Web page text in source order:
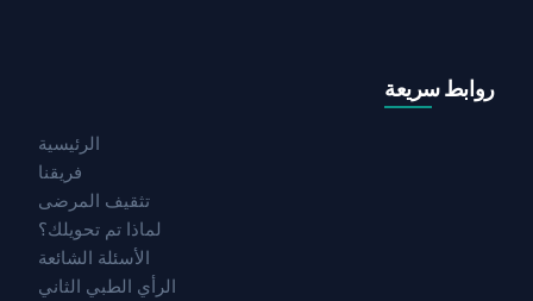
روابط سريعة
الرئيسية
فريقنا
تثقيف المرضى
لماذا تم تحويلك؟
الأسئلة الشائعة
الرأي الطبي الثاني